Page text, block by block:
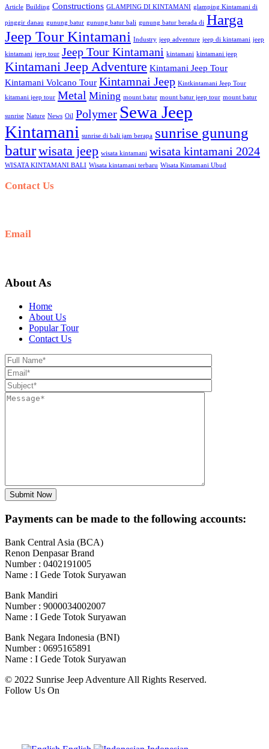
Article Building Constructions GLAMPING DI KINTAMANI glamping Kintamani di
pinggir danau gunung batur gunung batur bali gunung batur berada di Harga
Jeep Tour Kintamani Industry jeep adventure jeep di kintamani jeep
kintamani jeep tour Jeep Tour Kintamani kintamani kintamani jeep
Kintamani Jeep Adventure Kintamani Jeep Tour
Kintamani Volcano Tour Kintamnai Jeep Kintkintamani Jeep Tour
kitamani jeep tour Metal Mining mount batur mount batur jeep tour mount batur
sunrise Nature News Oil Polymer Sewa Jeep
Kintamani sunrise di bali jam berapa sunrise gunung
baturwisata jeep wisata kintamani wisata kintamani 2024
WISATA KINTAMANI BALI Wisata kintamani terbaru Wisata Kintamani Ubud
Contact Us
Email
About As
Home
About Us
Popular Tour
Contact Us
Payments can be made to the following accounts:
Bank Central Asia (BCA)
Renon Denpasar Brand
Number : 0402191005
Name : I Gede Totok Suryawan
Bank Mandiri
Number : 9000034002007
Name : I Gede Totok Suryawan
Bank Negara Indonesia (BNI)
Number : 0695165891
Name : I Gede Totok Suryawan
© 2022 Sunrise Jeep Adventure All Rights Reserved.
Follow Us On